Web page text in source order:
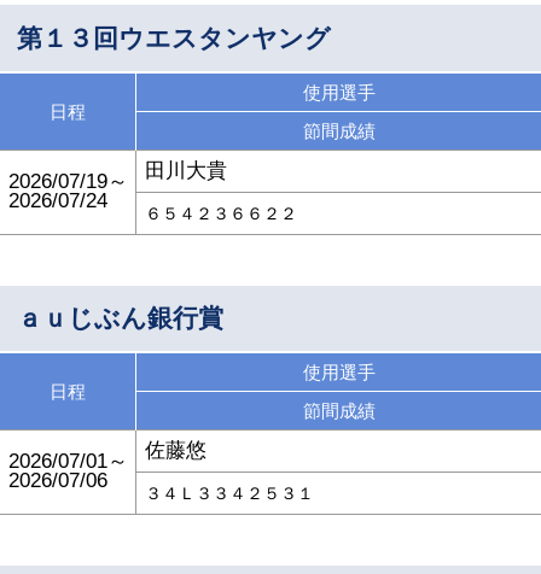
第１３回ウエスタンヤング
日程
使用選手
節間成績
2026/07/19～
2026/07/24
田川大貴
６５４２３６６２２
ａｕじぶん銀行賞
日程
使用選手
節間成績
2026/07/01～
2026/07/06
佐藤悠
３４Ｌ３３４２５３１